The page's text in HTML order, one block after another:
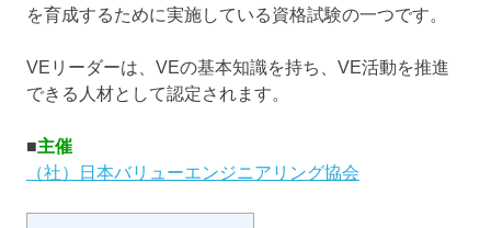
を育成するために実施している資格試験の一つです。
VEリーダーは、VEの基本知識を持ち、VE活動を推進
できる人材として認定されます。
■主催
（社）日本バリューエンジニアリング協会